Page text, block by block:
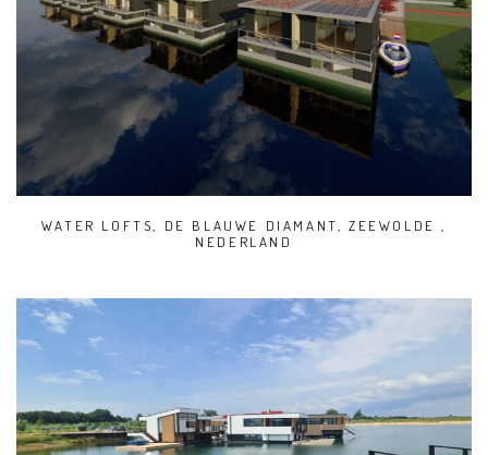
WATER LOFTS, DE BLAUWE DIAMANT, ZEEWOLDE ,
NEDERLAND